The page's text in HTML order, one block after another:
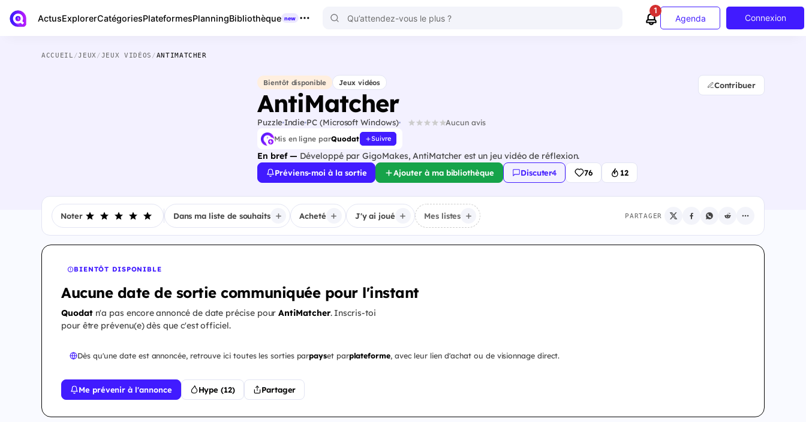
ActusExplorerCatégoriesPlateformesPlanningBibliothèque new
1
Agenda Connexion
ACCUEIL /JEUX/JEUX VIDÉOS /ANTIMATCHER
Bientôt disponible Jeux vidéos
AntiMatcher
PuzzleIndie PC (Microsoft Windows) Aucun avis
Mis en ligne parQuodat Suivre
En bref — Développé par GigoMakes, AntiMatcher est un jeu vidéo de réflexion.
Contribuer
Préviens-moi à la sortie Ajouter à ma bibliothèque Discuter·4 76 12
Noter Dans ma liste de souhaits Acheté J'y ai joué Mes listes PARTAGER
BIENTÔT DISPONIBLE
Aucune date de sortie communiquée pour l'instant
Quodatn'a pas encore annoncé de date précise pourAntiMatcher. Inscris-toi
pour être prévenu(e) dès que c'est officiel.
Dès qu'une date est annoncée, retrouve ici toutes les sorties parpayset parplateforme, avec leur lien d'achat ou de visionnage direct.
Me prévenir à l'annonce Hype (12) Partager